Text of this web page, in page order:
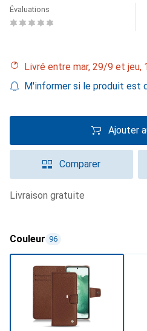
Évaluations
Livré entre mar, 29/9 et jeu,
M'informer si le produit est
Ajouter
Comparer
livraison gratuite
Couleur 96